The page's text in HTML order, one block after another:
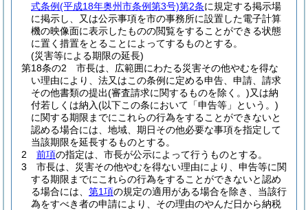
式条例(平成18年奥州市条例第3号)第2条に規定する掲示場
に掲示し、又は公示事項を市の事務所に設置した電子計算
機の映像面に表示したものの閲覧をすることができる状態
に置く措置をとることによってするものとする。
(災害等による期限の延長)
第18条の2
市長は、広範囲にわたる災害その他やむを得な
い理由により、法又はこの条例に定める申告、申請、請求
その他書類の提出(審査請求に関するものを除く。)又は納
付若しくは納入(以下この条において「申告等」という。)
に関する期限までにこれらの行為をすることができないと
認める場合には、地域、期日その他必要な事項を指定して
当該期限を延長するものとする。
2
前項の指定は、市長が公示によって行うものとする。
3
市長は、災害その他やむを得ない理由により、申告等に関
する期限までにこれらの行為をすることができないと認め
る場合には、 第1項の規定の適用がある場合を除き、当該行
為をすべき者の申請により、その理由のやんだ日から納税